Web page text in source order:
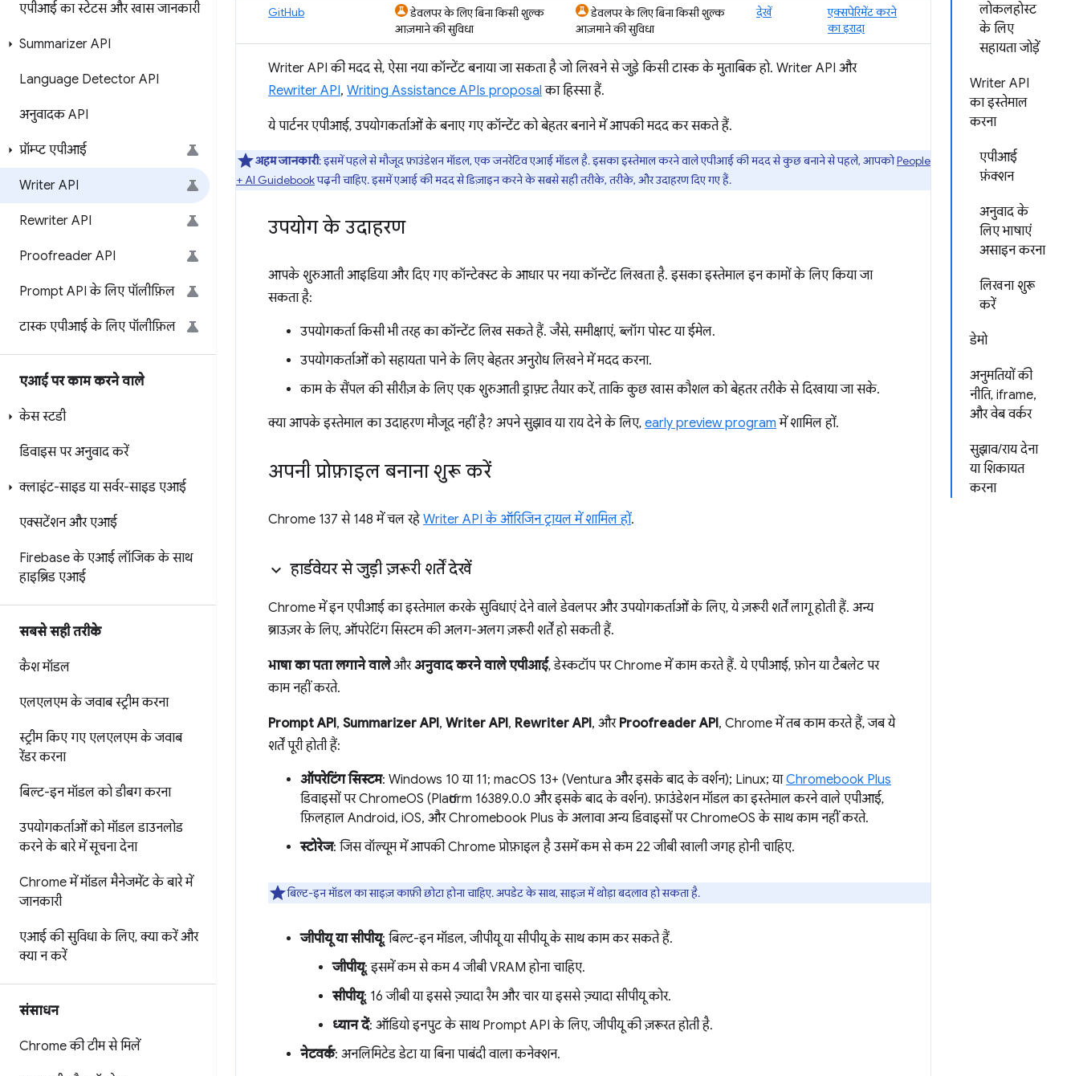
एपीआई का स्टेटस और खास जानकारी
Summarizer API
Language Detector API
अनुवादक API
प्रॉम्प्ट एपीआई
Writer API
Rewriter API
Proofreader API
Prompt API के लिए पॉलीफ़िल
टास्क एपीआई के लिए पॉलीफ़िल
एआई पर काम करने वाले
केस स्टडी
डिवाइस पर अनुवाद करें
क्लाइंट-साइड या सर्वर-साइड एआई
एक्सटेंशन और एआई
Firebase के एआई लॉजिक के साथ
हाइब्रिड एआई
सबसे सही तरीके
कैश मॉडल
एलएलएम के जवाब स्ट्रीम करना
स्ट्रीम किए गए एलएलएम के जवाब
रेंडर करना
बिल्ट-इन मॉडल को डीबग करना
उपयोगकर्ताओं को मॉडल डाउनलोड
करने के बारे में सूचना देना
Chrome में मॉडल मैनेजमेंट के बारे में
जानकारी
एआई की सुविधा के लिए,क्या करें और
क्या न करें
संसाधन
Chrome की टीम से मिलें
लोकलहोस्ट
के लिए
सहायता जोड़ें
Writer API
का इस्तेमाल
करना
एपीआई
फ़ंक्शन
अनुवाद के
लिए भाषाएं
असाइन करना
लिखना शुरू
करें
डेमो
अनुमतियों की
नीति, iframe,
और वेब वर्कर
सुझाव/राय देना
या शिकायत
करना
GitHub
डेवलपर के लिए बिना किसी शुल्क
आज़माने की सुविधा
डेवलपर के लिए बिना किसी शुल्क
आज़माने की सुविधा
देखें
एक्सपेरिमेंट करने
का इरादा
Writer API की मदद से, ऐसा नया कॉन्टेंट बनाया जा सकता है जो लिखने से जुड़े किसी टास्क के मुताबिक हो. Writer API और
Rewriter API, Writing Assistance APIs proposal का हिस्सा हैं.
ये पार्टनर एपीआई, उपयोगकर्ताओं के बनाए गए कॉन्टेंट को बेहतर बनाने में आपकी मदद कर सकते हैं.
अहम जानकारी: इसमें पहले से मौजूद फ़ाउंडेशन मॉडल, एक जनरेटिव एआई मॉडल है. इसका इस्तेमाल करने वाले एपीआई की मदद से कुछ बनाने से पहले, आपकोPeople
+ AI Guidebookपढ़नी चाहिए. इसमें एआई की मदद से डिज़ाइन करने के सबसे सही तरीके, तरीके, और उदाहरण दिए गए हैं.
उपयोग के उदाहरण
आपके शुरुआती आइडिया और दिए गए कॉन्टेक्स्ट के आधार पर नया कॉन्टेंट लिखता है. इसका इस्तेमाल इन कामों के लिए किया जा
सकता है:
उपयोगकर्ता किसी भी तरह का कॉन्टेंट लिख सकते हैं. जैसे, समीक्षाएं, ब्लॉग पोस्ट या ईमेल.
उपयोगकर्ताओं को सहायता पाने के लिए बेहतर अनुरोध लिखने में मदद करना.
काम के सैंपल की सीरीज़ के लिए एक शुरुआती ड्राफ़्ट तैयार करें, ताकि कुछ खास कौशल को बेहतर तरीके से दिखाया जा सके.
क्या आपके इस्तेमाल का उदाहरण मौजूद नहीं है? अपने सुझाव या राय देने के लिए, early preview program में शामिल हों.
अपनी प्रोफ़ाइल बनाना शुरू करें
Chrome 137 से 148 में चल रहे Writer API के ऑरिजिन ट्रायल में शामिल हों.
हार्डवेयर से जुड़ी ज़रूरी शर्तें देखें
Chrome में इन एपीआई का इस्तेमाल करके सुविधाएं देने वाले डेवलपर और उपयोगकर्ताओं के लिए, ये ज़रूरी शर्तें लागू होती हैं. अन्य
ब्राउज़र के लिए, ऑपरेटिंग सिस्टम की अलग-अलग ज़रूरी शर्तें हो सकती हैं.
भाषा का पता लगाने वालेऔरअनुवाद करने वाले एपीआई, डेस्कटॉप पर Chrome में काम करते हैं. ये एपीआई, फ़ोन या टैबलेट पर
काम नहीं करते.
Prompt API, Summarizer API, Writer API, Rewriter API, और Proofreader API, Chrome में तब काम करते हैं, जब ये
शर्तें पूरी होती हैं:
ऑपरेटिंग सिस्टम: Windows 10 या 11; macOS 13+ (Ventura और इसके बाद के वर्शन); Linux; याChromebook Plus
डिवाइसों पर ChromeOS (Platform 16389.0.0 और इसके बाद के वर्शन). फ़ाउंडेशन मॉडल का इस्तेमाल करने वाले एपीआई,
फ़िलहाल Android, iOS, और Chromebook Plus के अलावा अन्य डिवाइसों पर ChromeOS के साथ काम नहीं करते.
स्टोरेज: जिस वॉल्यूम में आपकी Chrome प्रोफ़ाइल है उसमें कम से कम 22 जीबी खाली जगह होनी चाहिए.
बिल्ट-इन मॉडल का साइज़ काफ़ी छोटा होना चाहिए. अपडेट के साथ, साइज़ में थोड़ा बदलाव हो सकता है.
जीपीयू या सीपीयू: बिल्ट-इन मॉडल, जीपीयू या सीपीयू के साथ काम कर सकते हैं.
जीपीयू: इसमें कम से कम 4 जीबी VRAM होना चाहिए.
सीपीयू: 16 जीबी या इससे ज़्यादा रैम और चार या इससे ज़्यादा सीपीयू कोर.
ध्यान दें: ऑडियो इनपुट के साथ Prompt API के लिए, जीपीयू की ज़रूरत होती है.
नेटवर्क: अनलिमिटेड डेटा या बिना पाबंदी वाला कनेक्शन.